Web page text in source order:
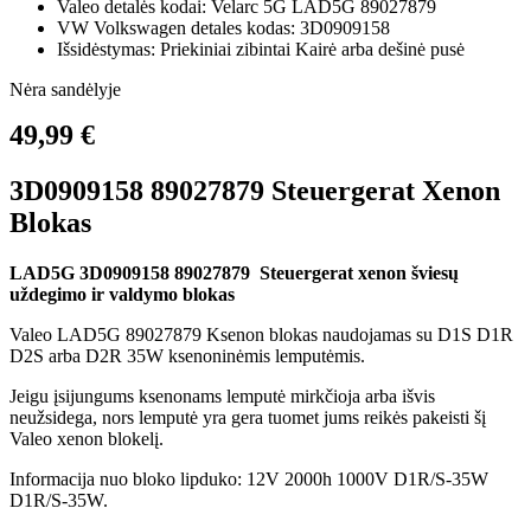
Valeo detalės kodai: Velarc 5G LAD5G 89027879
VW Volkswagen detales kodas: 3D0909158
Išsidėstymas: Priekiniai zibintai Kairė arba dešinė pusė
Nėra sandėlyje
49,99 €
3D0909158 89027879 Steuergerat Xenon
Blokas
LAD5G 3D0909158 89027879 Steuergerat xenon šviesų
uždegimo ir valdymo blokas
Valeo LAD5G 89027879 Ksenon blokas naudojamas su D1S D1R
D2S arba D2R 35W ksenoninėmis lemputėmis.
Jeigu įsijungums ksenonams lemputė mirkčioja arba išvis
neužsidega, nors lemputė yra gera tuomet jums reikės pakeisti šį
Valeo xenon blokelį.
Informacija nuo bloko lipduko: 12V 2000h 1000V D1R/S-35W
D1R/S-35W.